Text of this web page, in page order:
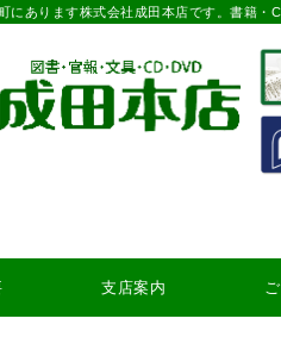
にあります株式会社成田本店です。書籍・
支店案内